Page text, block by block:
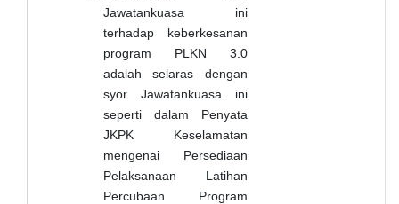
Jawatankuasa ini
terhadap keberkesanan
program PLKN 3.0
adalah selaras dengan
syor Jawatankuasa ini
seperti dalam Penyata
JKPK Keselamatan
mengenai Persediaan
Pelaksanaan Latihan
Percubaan Program